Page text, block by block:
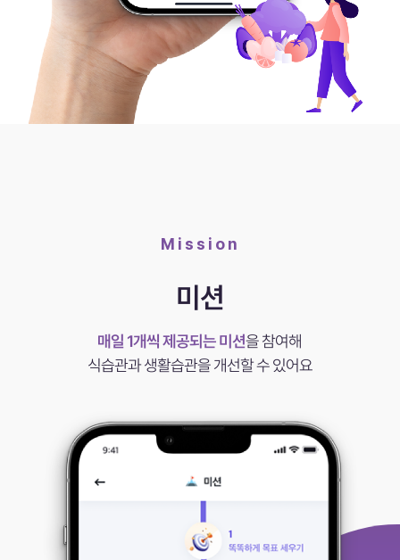
Mission
미션
매일 1개씩 제공되는 미션을 참여해
식습관과 생활습관을 개선할 수 있어요